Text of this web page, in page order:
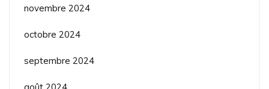
novembre 2024
octobre 2024
septembre 2024
août 2024